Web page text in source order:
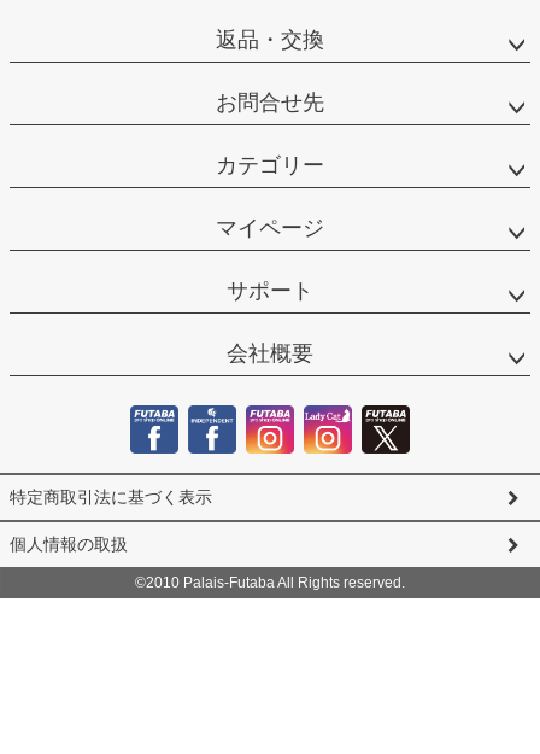
返品・交換
お問合せ先
カテゴリー
マイページ
サポート
会社概要
特定商取引法に基づく表示
個人情報の取扱
©2010 Palais-Futaba All Rights reserved.